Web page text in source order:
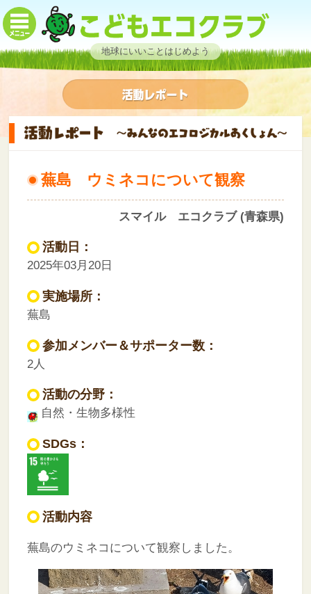
地球にいいことはじめよう
蕪島 ウミネコについて観察
スマイル エコクラブ (青森県)
活動日：
2025年03月20日
実施場所：
蕪島
参加メンバー＆サポーター数：
2人
活動の分野：
自然・生物多様性
SDGs：
活動内容
蕪島のウミネコについて観察しました。